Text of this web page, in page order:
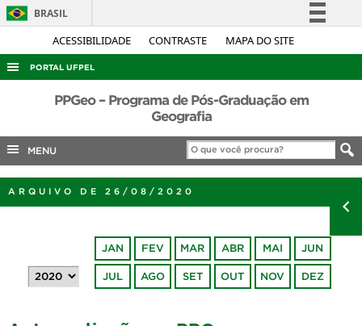
ACESSIBILIDADE CONTRASTE MAPA DO SITE
BRASIL
Simplifique!
Acesso à informação
Legislação
Canais
PORTAL UFPEL
ACESSO À INFORMAÇÃO
COBALTO
CONCURSOS
PORTARIAS
PPGeo – Programa de Pós-Graduação em
Geografia
MENU
ARQUIVO DE 26/08/2020
JAN FEV MAR ABR MAI JUN
JUL AGO SET OUT NOV DEZ